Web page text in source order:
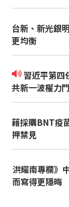
台新、新光銀
更均衡
習近平第四任期穩了？從五中全會解析中
共新一波權力
藉採購BNT疫
押禁見
洪耀南專欄》
而寫得更隱晦